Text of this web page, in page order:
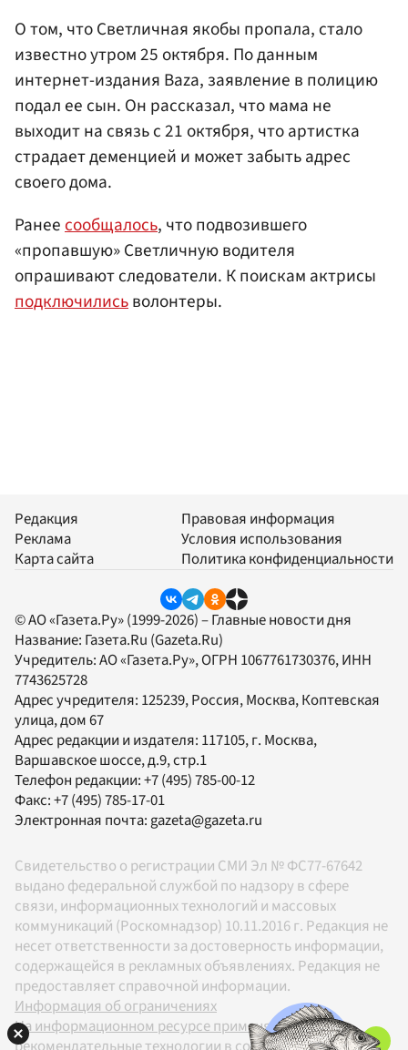
О том, что Светличная якобы пропала, стало
известно утром 25 октября. По данным
интернет-издания Baza, заявление в полицию
подал ее сын. Он рассказал, что мама не
выходит на связь с 21 октября, что артистка
страдает деменцией и может забыть адрес
своего дома.
Ранеесообщалось, что подвозившего
«пропавшую» Светличную водителя
опрашивают следователи. К поискам актрисы
подключилисьволонтеры.
Редакция
Реклама
Карта сайта
Правовая информация
Условия использования
Политика конфиденциальности
© АО «Газета.Ру» (1999-2026) – Главные новости дня
Название: Газета.Ru (Gazeta.Ru)
Учредитель:АО «Газета.Ру», ОГРН 1067761730376, ИНН
7743625728
Адрес учредителя: 125239, Россия, Москва, Коптевская
улица, дом 67
Адрес редакции и издателя: 117105, г. Москва,
Варшавское шоссе, д.9, стр.1
Телефон редакции:+7 (495) 785-00-12
Факс:+7 (495) 785-17-01
Электронная почта: gazeta@gazeta.ru
Свидетельство о регистрации СМИ Эл № ФС77-67642
выдано федеральной службой по надзору в сфере
связи, информационных технологий и массовых
коммуникаций (Роскомнадзор) 10.11.2016 г. Редакция не
несет ответственности за достоверность информации,
содержащейся в рекламных объявлениях. Редакция не
предоставляет справочной информации.
Информация об ограничениях
На информационном ресурсе применяются